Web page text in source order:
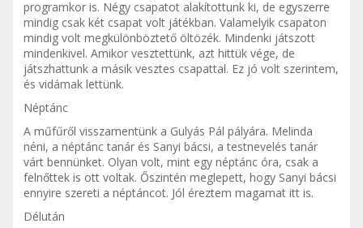
programkor is. Négy csapatot alakítottunk ki, de egyszerre
mindig csak két csapat volt játékban. Valamelyik csapaton
mindig volt megkülönböztető öltözék. Mindenki játszott
mindenkivel. Amikor vesztettünk, azt hittük vége, de
játszhattunk a másik vesztes csapattal. Ez jó volt szerintem,
és vidámak lettünk.
Néptánc
A műfűről visszamentünk a Gulyás Pál pályára. Melinda
néni, a néptánc tanár és Sanyi bácsi, a testnevelés tanár
várt bennünket. Olyan volt, mint egy néptánc óra, csak a
felnőttek is ott voltak. Őszintén meglepett, hogy Sanyi bácsi
ennyire szereti a néptáncot. Jól éreztem magamat itt is.
Délután